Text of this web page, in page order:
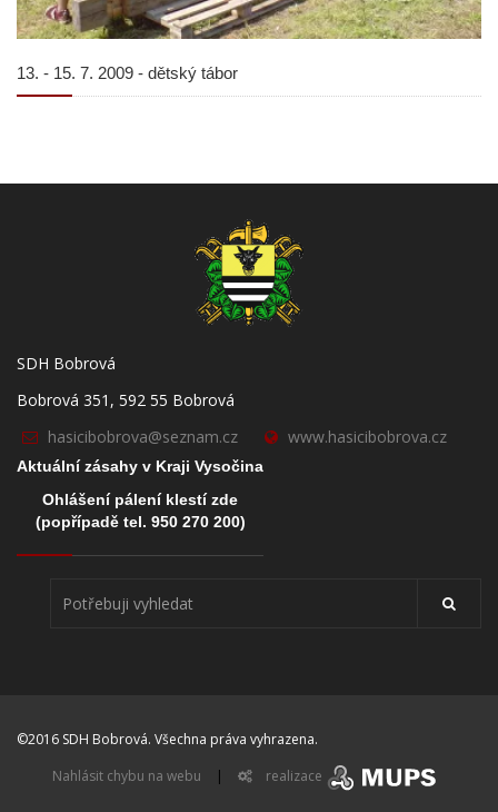
13. - 15. 7. 2009 - dětský tábor
SDH Bobrová
Bobrová 351, 592 55 Bobrová
hasicibobrova@seznam.cz
www.hasicibobrova.cz
Aktuální zásahy v Kraji Vysočina
Ohlášení pálení klestí zde
(popřípadě tel. 950 270 200)
©2016 SDH Bobrová. Všechna práva vyhrazena.
Nahlásit chybu na webu
| realizace